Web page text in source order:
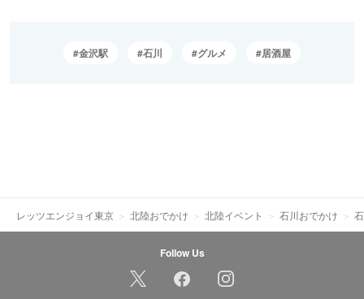
金沢駅 石川 グルメ 居酒屋
レッツエンジョイ東京 北陸おでかけ 北陸イベント 石川おでかけ
Follow Us